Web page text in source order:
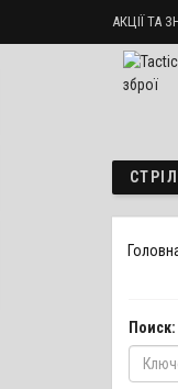
АКЦІЇ ТА
Поиск: